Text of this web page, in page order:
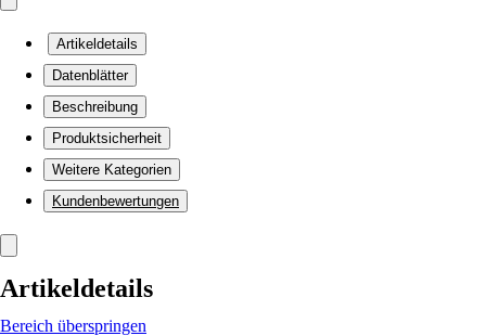
Artikeldetails
Datenblätter
Beschreibung
Produktsicherheit
Weitere Kategorien
Kundenbewertungen
Artikeldetails
Bereich überspringen